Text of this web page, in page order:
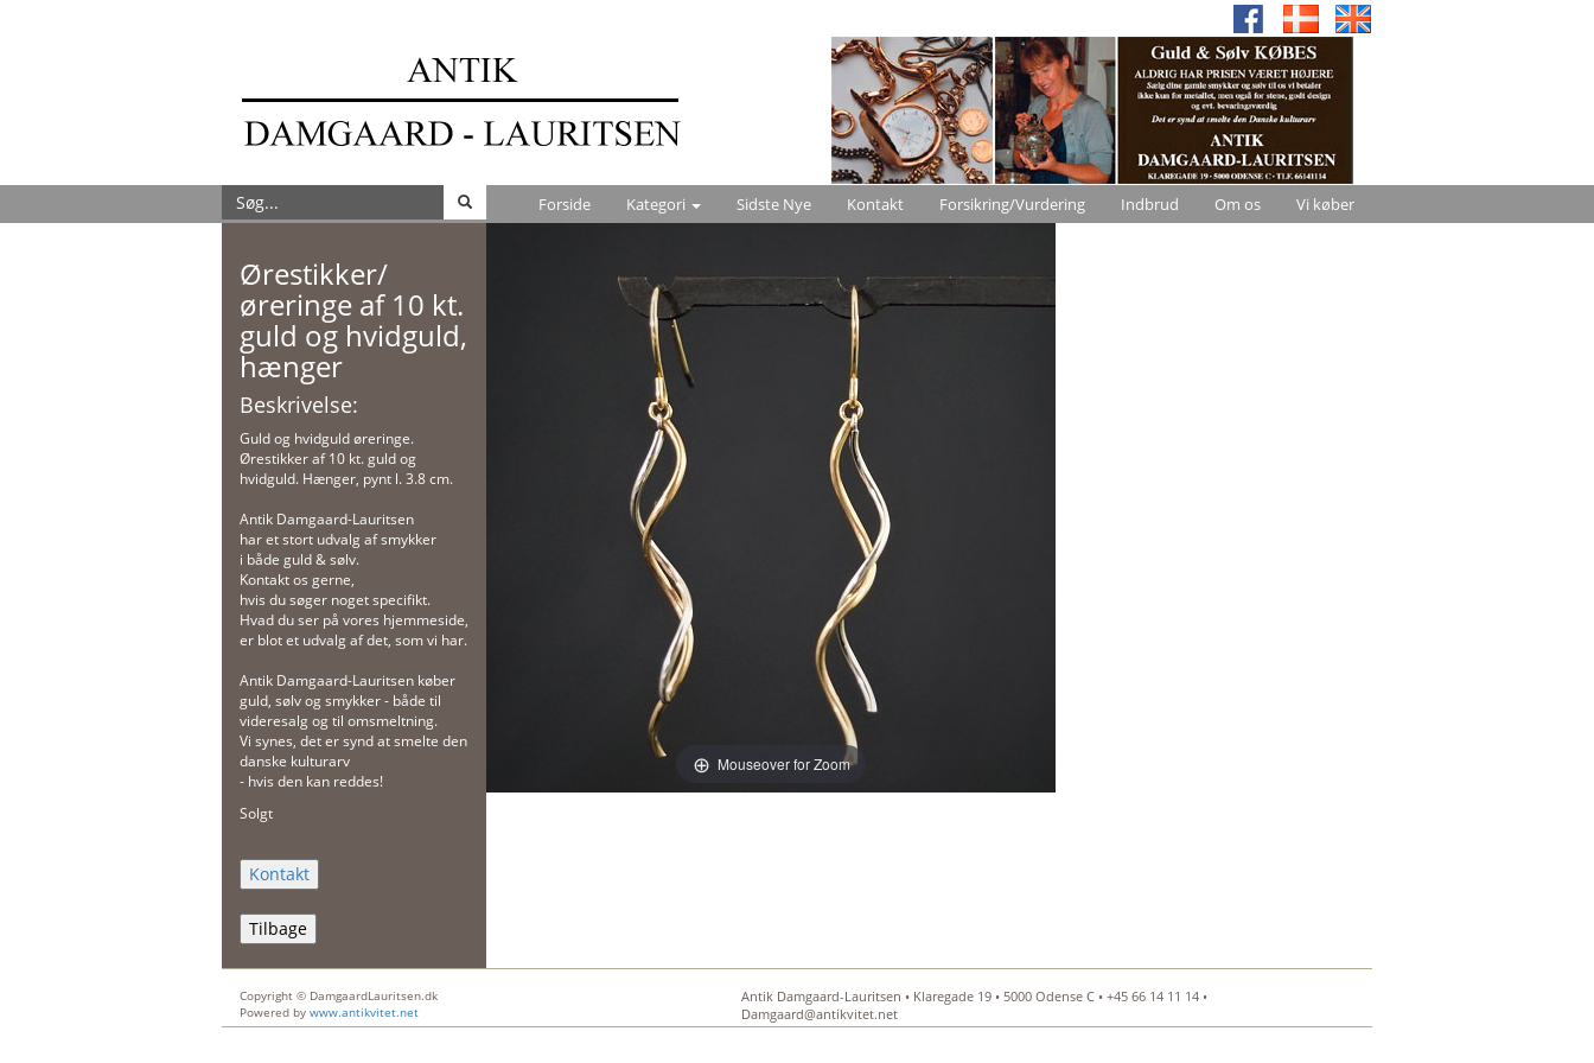
Forside Kategori Sidste Nye Kontakt Forsikring/Vurdering Indbrud Om os Vi køber
Ørestikker/
øreringe af 10 kt.
guld og hvidguld,
hænger
Beskrivelse:
Guld og hvidguld øreringe.
Ørestikker af 10 kt. guld og
hvidguld. Hænger, pynt l. 3.8 cm.
Antik Damgaard-Lauritsen
har et stort udvalg af smykker
i både guld & sølv.
Kontakt os gerne,
hvis du søger noget specifikt.
Hvad du ser på vores hjemmeside,
er blot et udvalg af det, som vi har.
Antik Damgaard-Lauritsen køber
guld, sølv og smykker - både til
videresalg og til omsmeltning.
Vi synes, det er synd at smelte den
danske kulturarv
- hvis den kan reddes!
Solgt
Tilbage
Mouseover for Zoom
Copyright © DamgaardLauritsen.dk
Powered by www.antikvitet.net
Antik Damgaard-Lauritsen • Klaregade 19 • 5000 Odense C • +45 66 14 11 14 •
Damgaard@antikvitet.net